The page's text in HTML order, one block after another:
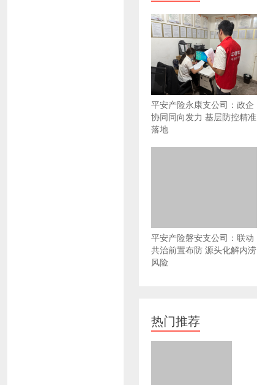
平安产险永康支公司：政企
协同同向发力 基层防控精准
落地
平安产险磐安支公司：联动
共治前置布防 源头化解内涝
风险
热门推荐